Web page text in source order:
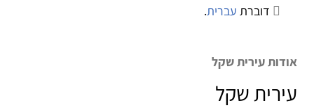
דוברת עברית.
אודות עירית שקל
עירית שקל